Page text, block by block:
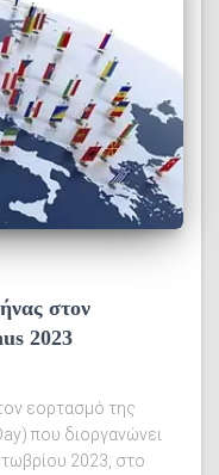
στον
2023
εορτασμό της
που διοργανώνει
2023, στο